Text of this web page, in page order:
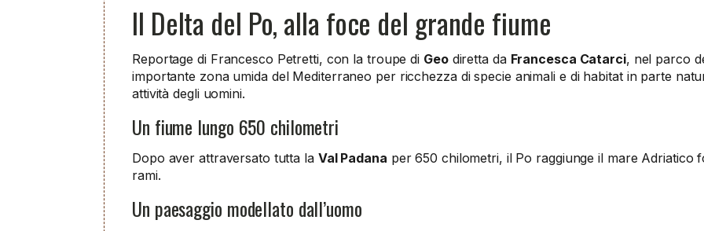
Il Delta del Po, alla foce del grande fiume
Reportage di Francesco Petretti, con la troupe di Geodiretta da Francesca Catarci, nel parco
importante zona umida del Mediterraneo per ricchezza di specie animali e di habitat in parte
attività degli uomini.
Un fiume lungo 650 chilometri
Dopo aver attraversato tutta la Val Padana per 650 chilometri, il Po raggiunge il mare Adriatico
rami.
Un paesaggio modellato dall’uomo